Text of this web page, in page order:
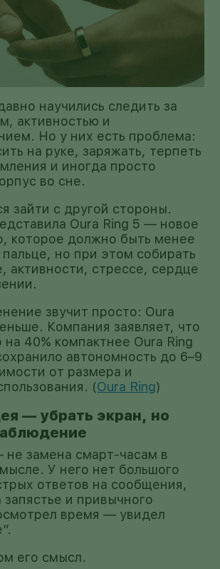
научились следить за
активностью и
Но у них есть проблема:
на руке, заряжать, терпеть
и иногда просто
во сне.
зайти с другой стороны.
Oura Ring 5 — новое
которое должно быть менее
но при этом собирать
активности, стрессе, сердце
звучит просто: Oura
Компания заявляет, что
на 40% компактнее Oura Ring
автономность до 6–9
от размера и
(Oura Ring)
— убрать экран, но
не замена смарт-часам в
У него нет большого
ответов на сообщения,
запястье и привычного
время — увидел
его смысл.